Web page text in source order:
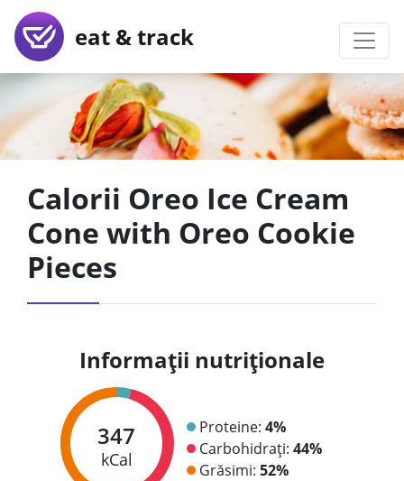
eat & track
Calorii Oreo Ice Cream
Cone with Oreo Cookie
Pieces
Informații nutriționale
347
kCal
Proteine: 4%
Carbohidrați: 44%
Grăsimi: 52%